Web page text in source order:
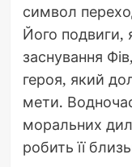
символ
Його подвиги,
заснування
героя, який
мети.
моральних
робить її